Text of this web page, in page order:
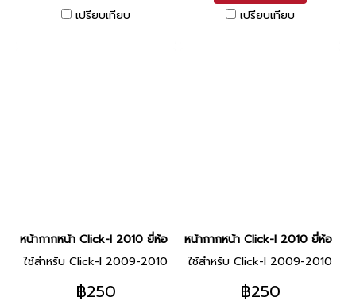
เปรียบเทียบ
เปรียบเทียบ
หน้ากากหน้า Click-I 2010 ยี่ห้อ MANOO [PB325 น้ำเงิน]
ใช้สำหรับ CIick-I 2009-2010
฿250
หน้ากากหน้า Click-I 2010 ยี่ห้อ
ใช้สำหรับ Click-I 2009-2010
฿250